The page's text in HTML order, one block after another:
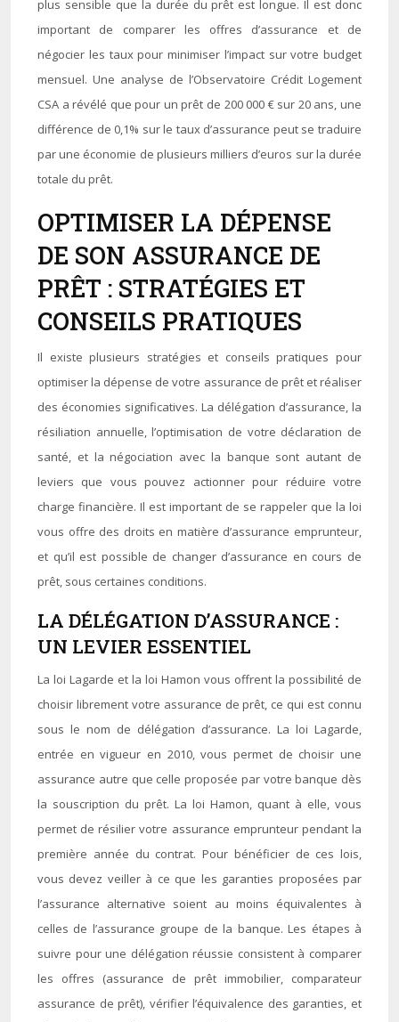
plus sensible que la durée du prêt est longue. Il est donc
important de comparer les offres d’assurance et de
négocier les taux pour minimiser l’impact sur votre budget
mensuel. Une analyse de l’Observatoire Crédit Logement
CSA a révélé que pour un prêt de 200 000 € sur 20 ans, une
différence de 0,1% sur le taux d’assurance peut se traduire
par une économie de plusieurs milliers d’euros sur la durée
totale du prêt.
OPTIMISER LA DÉPENSE
DE SON ASSURANCE DE
PRÊT : STRATÉGIES ET
CONSEILS PRATIQUES
Il existe plusieurs stratégies et conseils pratiques pour
optimiser la dépense de votre assurance de prêt et réaliser
des économies significatives. La délégation d’assurance, la
résiliation annuelle, l’optimisation de votre déclaration de
santé, et la négociation avec la banque sont autant de
leviers que vous pouvez actionner pour réduire votre
charge financière. Il est important de se rappeler que la loi
vous offre des droits en matière d’assurance emprunteur,
et qu’il est possible de changer d’assurance en cours de
prêt, sous certaines conditions.
LA DÉLÉGATION D’ASSURANCE :
UN LEVIER ESSENTIEL
La loi Lagarde et la loi Hamon vous offrent la possibilité de
choisir librement votre assurance de prêt, ce qui est connu
sous le nom de délégation d’assurance. La loi Lagarde,
entrée en vigueur en 2010, vous permet de choisir une
assurance autre que celle proposée par votre banque dès
la souscription du prêt. La loi Hamon, quant à elle, vous
permet de résilier votre assurance emprunteur pendant la
première année du contrat. Pour bénéficier de ces lois,
vous devez veiller à ce que les garanties proposées par
l’assurance alternative soient au moins équivalentes à
celles de l’assurance groupe de la banque. Les étapes à
suivre pour une délégation réussie consistent à comparer
les offres (assurance de prêt immobilier, comparateur
assurance de prêt), vérifier l’équivalence des garanties, et